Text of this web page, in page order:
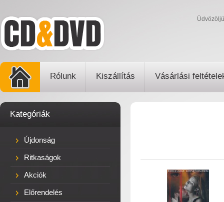
Rólunk Kiszállítás Vásárlási
Kategóriák
Újdonság
Ritkaságok
Akciók
Előrendelés